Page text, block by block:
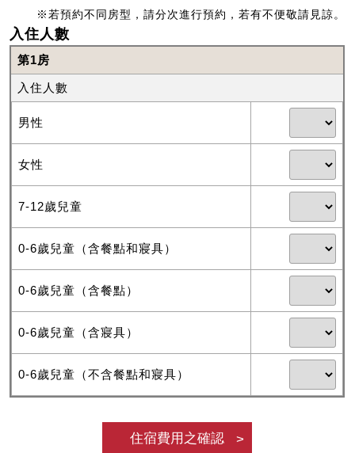
※若預約不同房型，請分次進行預約，若有不便敬請見諒。
入住人數
第1房
入住人數
男性
女性
7-12歲兒童
0-6歲兒童（含餐點和寢具）
0-6歲兒童（含餐點）
0-6歲兒童（含寢具）
0-6歲兒童（不含餐點和寢具）
住宿費用之確認